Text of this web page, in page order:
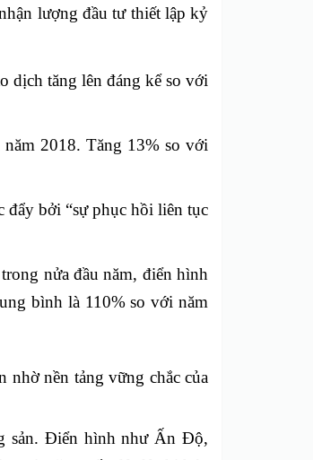
lượng đầu tư thiết lập kỷ
dịch tăng lên đáng kể so với
2018. Tăng 13% so với
đẩy bởi “sự phục hồi liên tục
nửa đầu năm, điển hình
bình là 110% so với năm
nhờ nền tảng vững chắc của
sản. Điển hình như Ấn Độ,